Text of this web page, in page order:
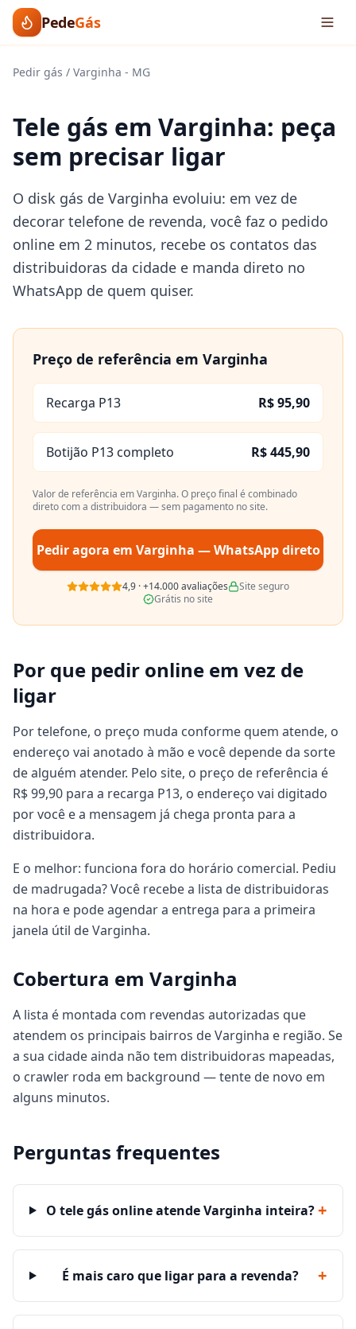
PedeGás
Pedir gás / Varginha - MG
Tele gás em Varginha: peça
sem precisar ligar
O disk gás de Varginha evoluiu: em vez de
decorar telefone de revenda, você faz o pedido
online em 2 minutos, recebe os contatos das
distribuidoras da cidade e manda direto no
WhatsApp de quem quiser.
Preço de referência em Varginha
Recarga P13 R$ 95,90
Botijão P13 completo R$ 445,90
Valor de referência emVarginha. O preço final é combinado
direto com a distribuidora — sem pagamento no site.
Pedir agora em Varginha — WhatsApp direto
4,9 ·+14.000avaliações
Site seguro
Grátis no site
Por que pedir online em vez de
ligar
Por telefone, o preço muda conforme quem atende, o
endereço vai anotado à mão e você depende da sorte
de alguém atender. Pelo site, o preço de referência é
R$ 99,90 para a recarga P13, o endereço vai digitado
por você e a mensagem já chega pronta para a
distribuidora.
E o melhor: funciona fora do horário comercial. Pediu
de madrugada? Você recebe a lista de distribuidoras
na hora e pode agendar a entrega para a primeira
janela útil de Varginha.
Cobertura em Varginha
A lista é montada com revendas autorizadas que
atendem os principais bairros de Varginha e região. Se
a sua cidade ainda não tem distribuidoras mapeadas,
o crawler roda em background — tente de novo em
alguns minutos.
Perguntas frequentes
O tele gás online atende Varginha inteira?+
É mais caro que ligar para a revenda? +